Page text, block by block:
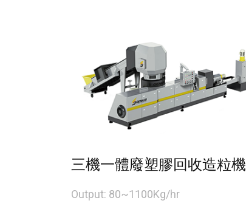
三機一體廢塑膠回收造粒機
Output: 80~1100Kg/hr